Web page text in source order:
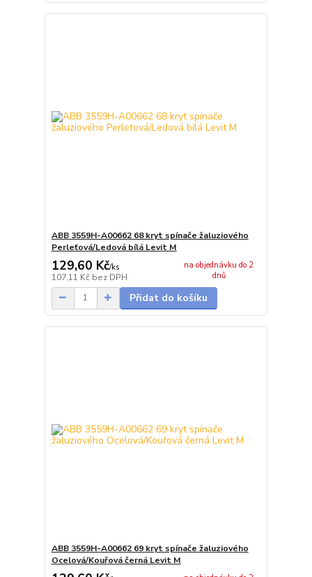
ABB 3559H-A00662 68 kryt spínače žaluziového
Perleťová/Ledová bílá Levit M
129,60 Kč/ks
107,11 Kč bez DPH
na objednávku do 2
dnů
Přidat do košíku
ABB 3559H-A00662 69 kryt spínače žaluziového
Ocelová/Kouřová černá Levit M